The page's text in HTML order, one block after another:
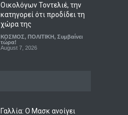
Οικολόγων Τοντελιέ, την
κατηγορεί ότι προδίδει τη
χώρα της
ΚΟΣΜΟΣ, ΠΟΛΙΤΙΚΗ, Συμβαίνει
τώρα!
August 7, 2026
Γαλλία: Ο Μασκ ανοίγει